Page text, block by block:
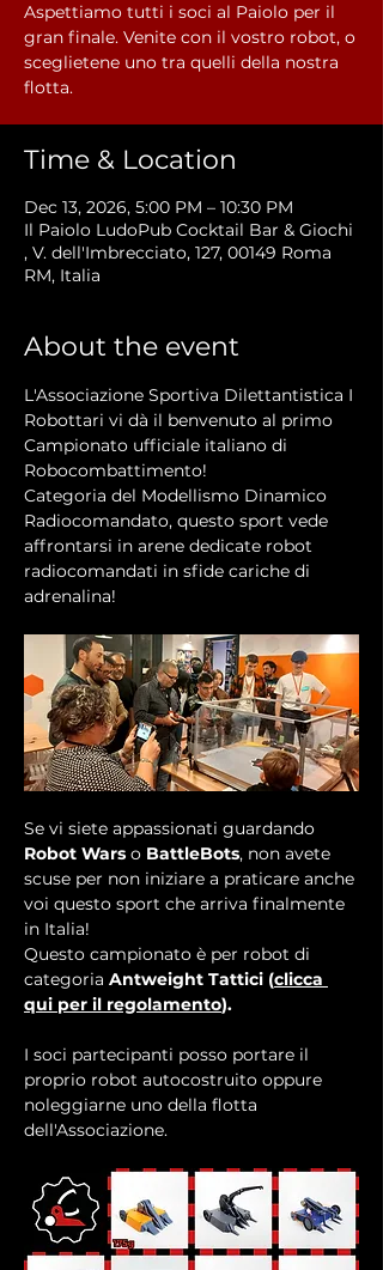
Aspettiamo tutti i soci al Paiolo per il
gran finale. Venite con il vostro robot, o
sceglietene uno tra quelli della nostra
flotta.
Time & Location
Dec 13, 2026, 5:00 PM – 10:30 PM
Il Paiolo LudoPub Cocktail Bar & Giochi
, V. dell'Imbrecciato, 127, 00149 Roma
RM, Italia
About the event
L'Associazione Sportiva Dilettantistica I
Robottari vi dà il benvenuto al primo
Campionato ufficiale italiano di
Robocombattimento!
Categoria del Modellismo Dinamico
Radiocomandato, questo sport vede
affrontarsi in arene dedicate robot
radiocomandati in sfide cariche di
adrenalina!
Se vi siete appassionati guardando
Robot Wars o BattleBots, non avete
scuse per non iniziare a praticare anche
voi questo sport che arriva finalmente
in Italia!
Questo campionato è per robot di
categoria Antweight Tattici (clicca
qui per il regolamento).
I soci partecipanti posso portare il
proprio robot autocostruito oppure
noleggiarne uno della flotta
dell'Associazione.